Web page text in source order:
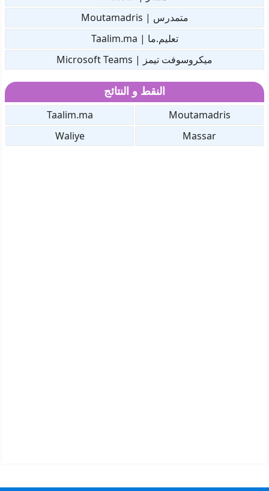
متمدرس | Moutamadris
تعليم.ما | Taalim.ma
ميكروسوفت تيمز | Microsoft Teams
النقط و النتائج
Moutamadris
Taalim.ma
Massar
Waliye